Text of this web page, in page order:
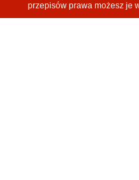
przepisów prawa możesz je